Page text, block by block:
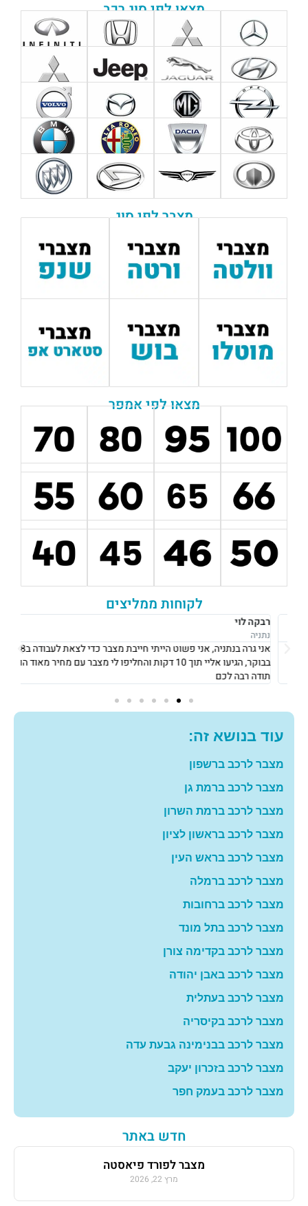
מצאו לפי סוג רכב
מצבר לפי סוג
מצאו לפי אמפר
לקוחות ממליצים
רבקה לוי
נתניה
אני גרה בנתניה, אני פשוט הייתי חייבת מצבר כדי לצאת לעבודה ב8
בבוקר, הגיעו אליי תוך 10 דקות והחליפו לי מצבר עם מחיר מאוד הוגן!
תודה רבה לכם
עוד בנושא זה:
מצבר לרכב ברשפון
מצבר לרכב ברמת גן
מצבר לרכב ברמת השרון
מצבר לרכב בראשון לציון
מצבר לרכב בראש העין
מצבר לרכב ברמלה
מצבר לרכב ברחובות
מצבר לרכב בתל מונד
מצבר לרכב בקדימה צורן
מצבר לרכב באבן יהודה
מצבר לרכב בעתלית
מצבר לרכב בקיסריה
מצבר לרכב בבנימינה גבעת עדה
מצבר לרכב בזכרון יעקב
מצבר לרכב בעמק חפר
חדש באתר
מצבר לפורד פיאסטה
מרץ 22, 2026